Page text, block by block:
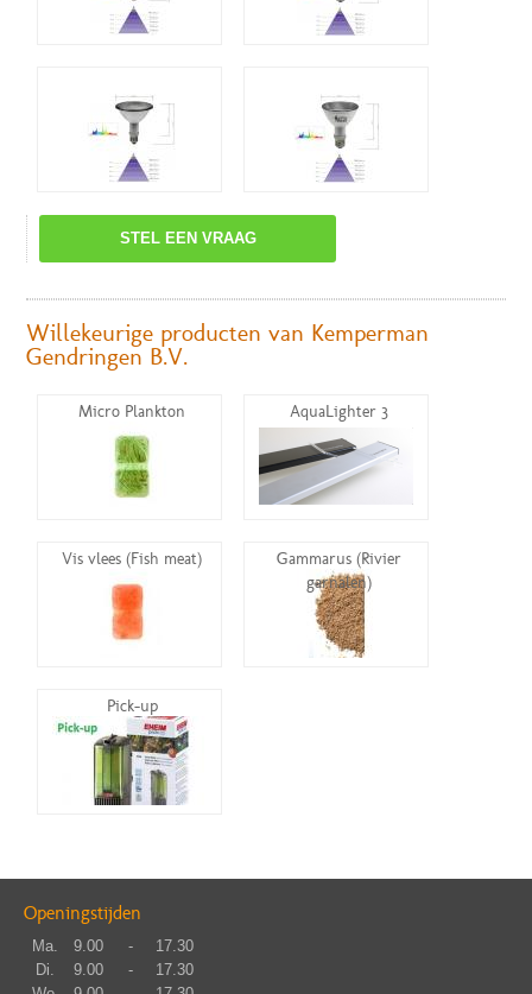
STEL EEN VRAAG
Willekeurige producten van Kemperman
Gendringen B.V.
Micro Plankton AquaLighter 3
Vis vlees (Fish meat)
Gammarus (Rivier
garnalen)
Pick-up
Openingstijden
Ma. 9.00 -
17.30
Di.
9.00 -
17.30